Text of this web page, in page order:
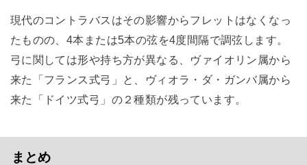
現代のコントラバスはその影響からフレットはなくなっ
たものの、4本または5本の弦を4度間隔で調弦します。
弓に関しては形や持ち方が異なる、ヴァイオリン属から
来た「フランス式弓」と、ヴィオラ・ダ・ガンバ属から
来た「ドイツ式弓」の２種類が残っています。
まとめ